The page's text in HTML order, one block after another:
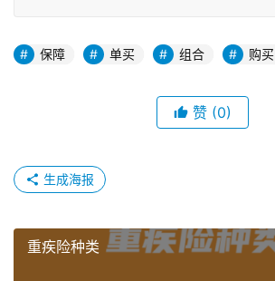
保障 单买 组合 购买
赞 (0)
生成海报
重疾险种类